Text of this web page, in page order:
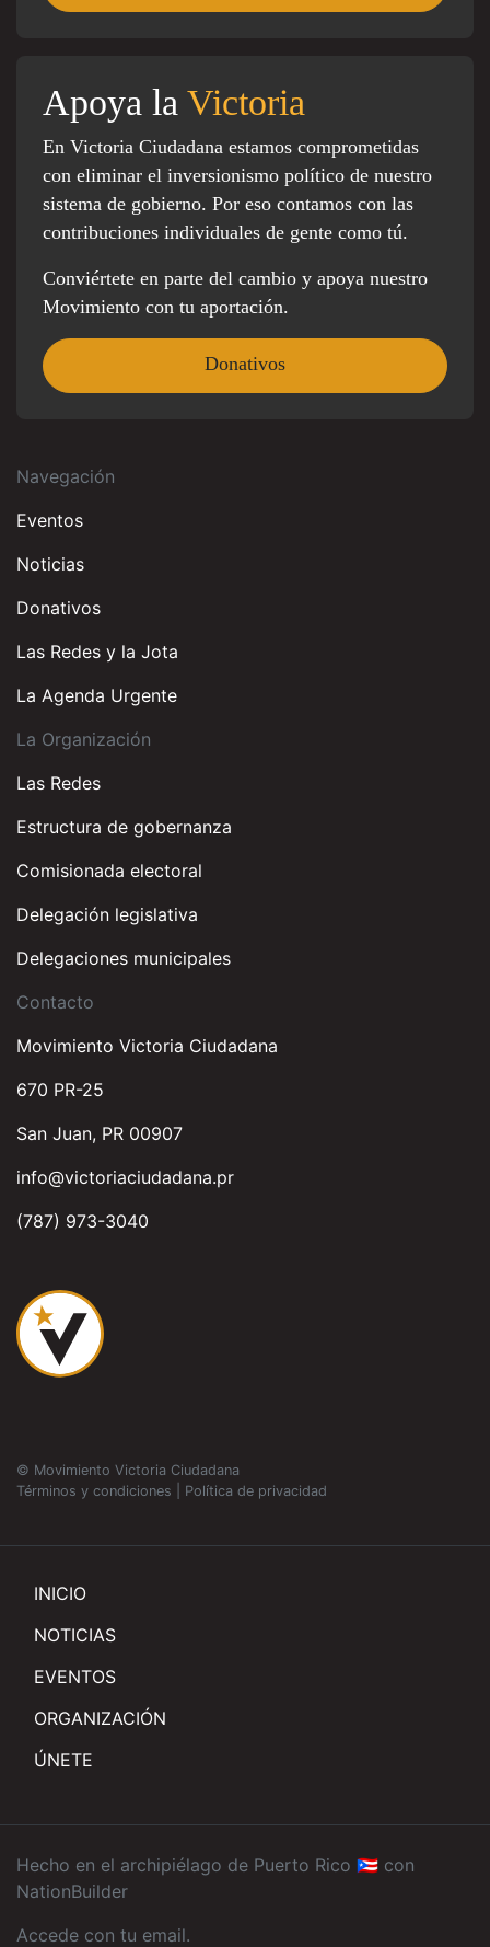
Apoya la Victoria
En Victoria Ciudadana estamos comprometidas
con eliminar el inversionismo político de nuestro
sistema de gobierno. Por eso contamos con las
contribuciones individuales de gente como tú.
Conviértete en parte del cambio y apoya nuestro
Movimiento con tu aportación.
Donativos
Navegación
Eventos
Noticias
Donativos
Las Redes y la Jota
La Agenda Urgente
La Organización
Las Redes
Estructura de gobernanza
Comisionada electoral
Delegación legislativa
Delegaciones municipales
Contacto
Movimiento Victoria Ciudadana
670 PR-25
San Juan, PR 00907
info@victoriaciudadana.pr
(787) 973-3040
© Movimiento Victoria Ciudadana
Términos y condiciones
Política de privacidad
INICIO
NOTICIAS
EVENTOS
ORGANIZACIÓN
ÚNETE
Hecho en el archipiélago de Puerto Rico 🇵🇷 con
NationBuilder
Accede con tu email.